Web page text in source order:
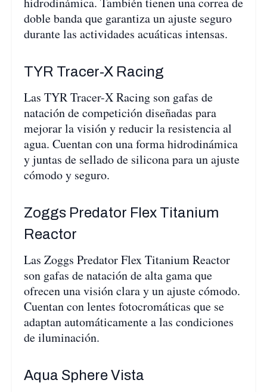
doble banda que garantiza un ajuste seguro
durante las actividades acuáticas intensas.
TYR Tracer-X Racing
Las TYR Tracer-X Racing son gafas de
natación de competición diseñadas para
mejorar la visión y reducir la resistencia al
agua. Cuentan con una forma hidrodinámica
y juntas de sellado de silicona para un ajuste
cómodo y seguro.
Zoggs Predator Flex Titanium
Reactor
Las Zoggs Predator Flex Titanium Reactor
son gafas de natación de alta gama que
ofrecen una visión clara y un ajuste cómodo.
Cuentan con lentes fotocromáticas que se
adaptan automáticamente a las condiciones
de iluminación.
Aqua Sphere Vista